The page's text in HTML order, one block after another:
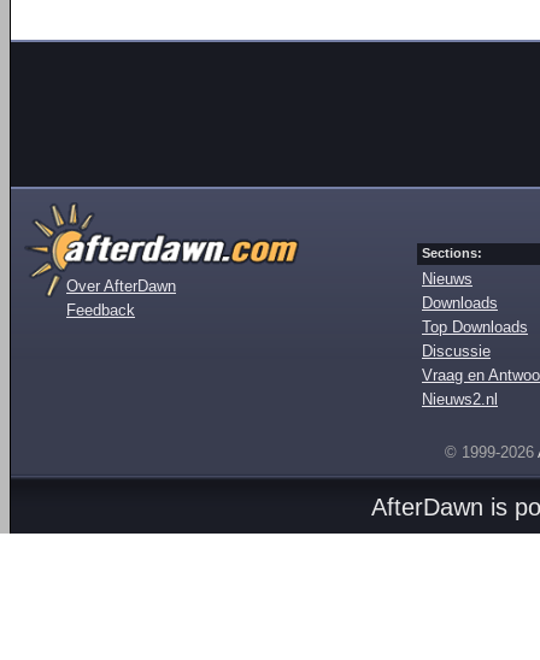
Over AfterDawn
Feedback
Sections:
Nieuws
Downloads
Top Downloads
Discussie
Vraag en
Nieuws2.nl
© 1999-2026
AfterDawn is